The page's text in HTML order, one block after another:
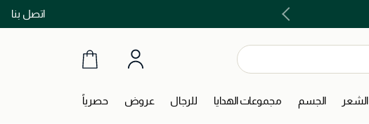
اتصل بنااشتري الآن و ادفع لاحقاً مع تابي و تمارا!
الشعر الجسم مجموعات الهدايا للرجال عروض حصرياً